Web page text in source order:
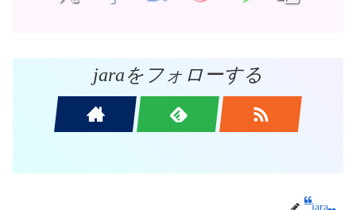
jaraをフォローする
jara